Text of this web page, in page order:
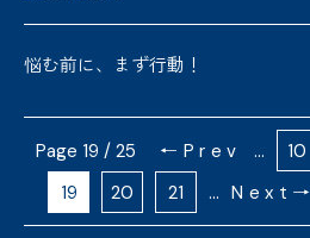
悩む前に、まず行動！
19 / 25 ←Prev ... 10
19
20 21 ... Next→